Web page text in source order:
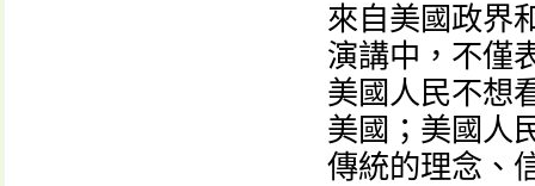
來自美國政界
演講中，不僅
美國人民不想
美國；美國人
傳統的理念、